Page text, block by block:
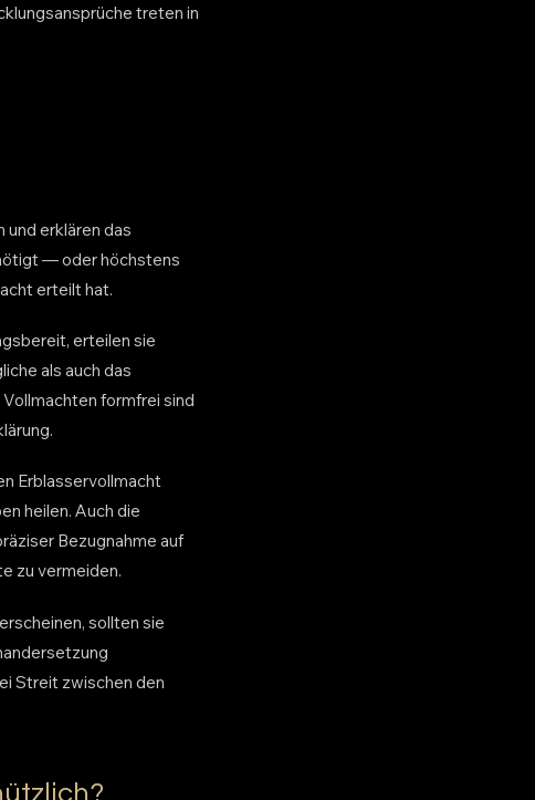
treten in
und erklären das
— oder höchstens
erteilt hat.
erteilen sie
als auch das
formfrei sind
Erblasservollmacht
heilen. Auch die
Bezugnahme auf
zu vermeiden.
sollten sie
Streit zwischen den